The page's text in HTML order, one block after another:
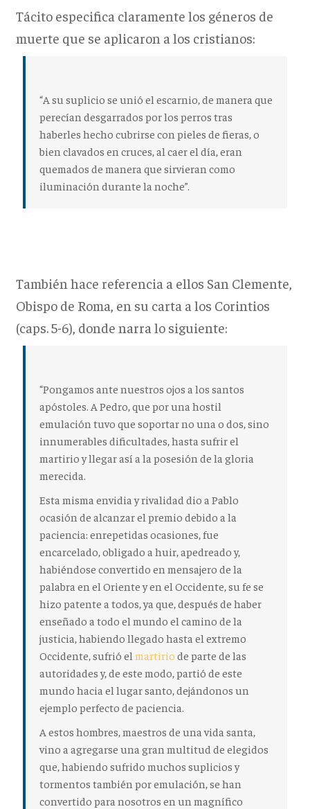
Tácito especifica claramente los géneros de
muerte que se aplicaron a los cristianos:
“A su suplicio se unió el escarnio, de manera que
perecían desgarrados por los perros tras
haberles hecho cubrirse con pieles de fieras, o
bien clavados en cruces, al caer el día, eran
quemados de manera que sirvieran como
iluminación durante la noche”.
También hace referencia a ellos San Clemente,
Obispo de Roma, en su carta a los Corintios
(caps. 5-6), donde narra lo siguiente:
“Pongamos ante nuestros ojos a los santos
apóstoles. A Pedro, que por una hostil
emulación tuvo que soportar no una o dos, sino
innumerables dificultades, hasta sufrir el
martirio y llegar así a la posesión de la gloria
merecida.
Esta misma envidia y rivalidad dio a Pablo
ocasión de alcanzar el premio debido a la
paciencia: enrepetidas ocasiones, fue
encarcelado, obligado a huir, apedreado y,
habiéndose convertido en mensajero de la
palabra en el Oriente y en el Occidente, su fe se
hizo patente a todos, ya que, después de haber
enseñado a todo el mundo el camino de la
justicia, habiendo llegado hasta el extremo
Occidente, sufrió el martirio de parte de las
autoridades y, de este modo, partió de este
mundo hacia el lugar santo, dejándonos un
ejemplo perfecto de paciencia.
A estos hombres, maestros de una vida santa,
vino a agregarse una gran multitud de elegidos
que, habiendo sufrido muchos suplicios y
tormentos también por emulación, se han
convertido para nosotros en un magnífico